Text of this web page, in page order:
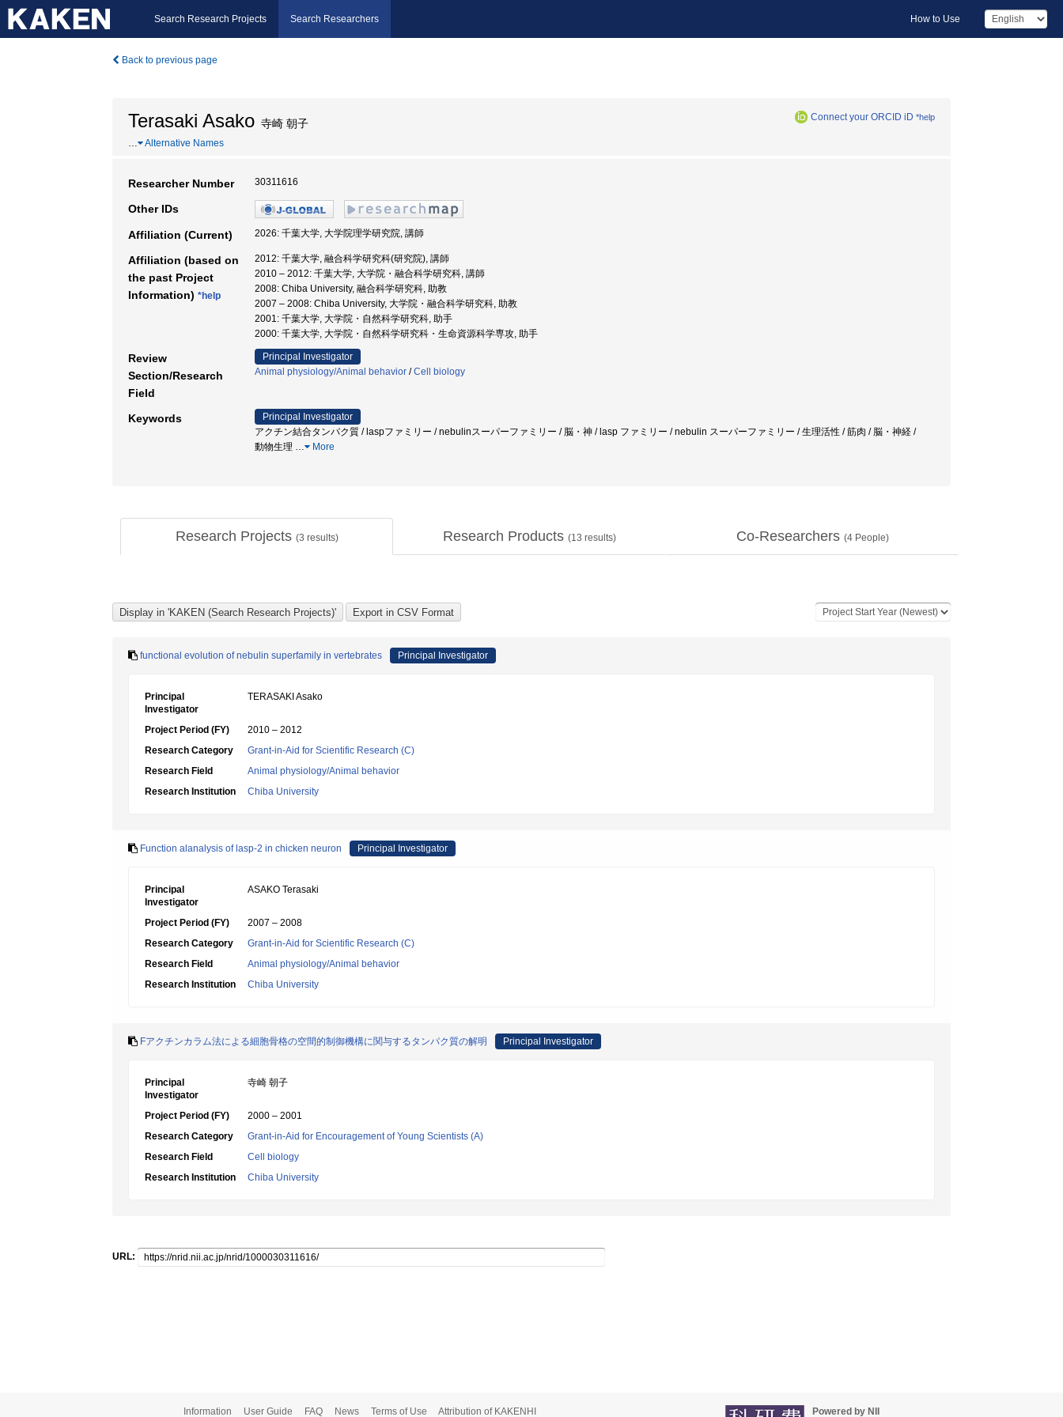
Search Research Projects Search Researchers How to Use
Back to previous page
Terasaki Asako 寺崎 朝子 Connect your ORCID iD *help
… Alternative Names
Researcher Number 30311616
Other IDs
Affiliation (Current) 2026: 千葉大学, 大学院理学研究院, 講師
Affiliation (based on
the past Project
Information) *help
2012: 千葉大学, 融合科学研究科(研究院), 講師
2010 – 2012: 千葉大学, 大学院・融合科学研究科, 講師
2008: Chiba University, 融合科学研究科, 助教
2007 – 2008: Chiba University, 大学院・融合科学研究科, 助教
2001: 千葉大学, 大学院・自然科学研究科, 助手
2000: 千葉大学, 大学院・自然科学研究科・生命資源科学専攻, 助手
Review
Section/Research
Field
Principal Investigator
Animal physiology/Animal behavior /Cell biology
Keywords
Principal Investigator
アクチン結合タンパク質 / laspファミリー / nebulinスーパーファミリー / 脳・神 / lasp ファミリー / nebulin スーパーファミリー / 生理活性 / 筋肉 / 脳・神経 /
動物生理 … More
Research Projects (3 results) Research Products (13 results) Co-Researchers (4People)
functional evolution of nebulin superfamily in vertebrates Principal Investigator
Principal
Investigator
TERASAKI Asako
Project Period (FY)
2010 – 2012
Research Category
Grant-in-Aid for Scientific Research (C)
Research Field
Animal physiology/Animal behavior
Research Institution
Chiba University
Function alanalysis of lasp-2 in chicken neuron Principal Investigator
Principal
Investigator
ASAKO Terasaki
Project Period (FY)
2007 – 2008
Research Category
Grant-in-Aid for Scientific Research (C)
Research Field
Animal physiology/Animal behavior
Research Institution
Chiba University
Fアクチンカラム法による細胞骨格の空間的制御機構に関与するタンパク質の解明 Principal Investigator
Principal
Investigator
寺崎 朝子
Project Period (FY)
2000 – 2001
Research Category
Grant-in-Aid for Encouragement of Young Scientists (A)
Research Field
Cell biology
Research Institution
Chiba University
URL:
Information User Guide FAQ News Terms of Use Attribution of KAKENHI Powered by NII